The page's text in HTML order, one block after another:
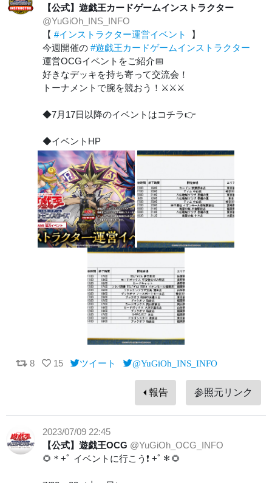
【公式】遊戯王カードゲームインストラクター
@YuGiOh_INS_INFO
【 #インストラクター運営イベント
】
今週開催の #遊戯王カードゲームインストラクター
運営OCGイベントをご紹介📅
好きなデッキを持ち寄って交流会！
トーナメントで腕を競おう！⚔⚔⚔
◆7月17日以降のイベントはコチラ👉
◆イベントHP
8 15 ツイート @YuGiOh_INS_INFO
報告 参照元リンク
2023/07/09 22:45
【公式】遊戯王OCG @YuGiOh_OCG_INFO
🌻＊+ﾟ イベントに行こう❗️ +ﾟ＊🌻